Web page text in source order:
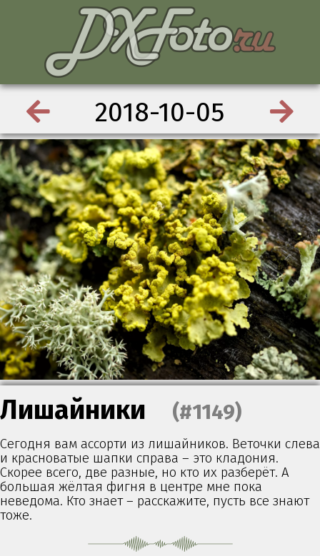
2018-10-05
Лишайники (#1149)
Сегодня вам ассорти из лишайников. Веточки слева
и красноватые шапки справа – это кладония.
Скорее всего, две разные, но кто их разберёт. А
большая жёлтая фигня в центре мне пока
неведома. Кто знает – расскажите, пусть все знают
тоже.